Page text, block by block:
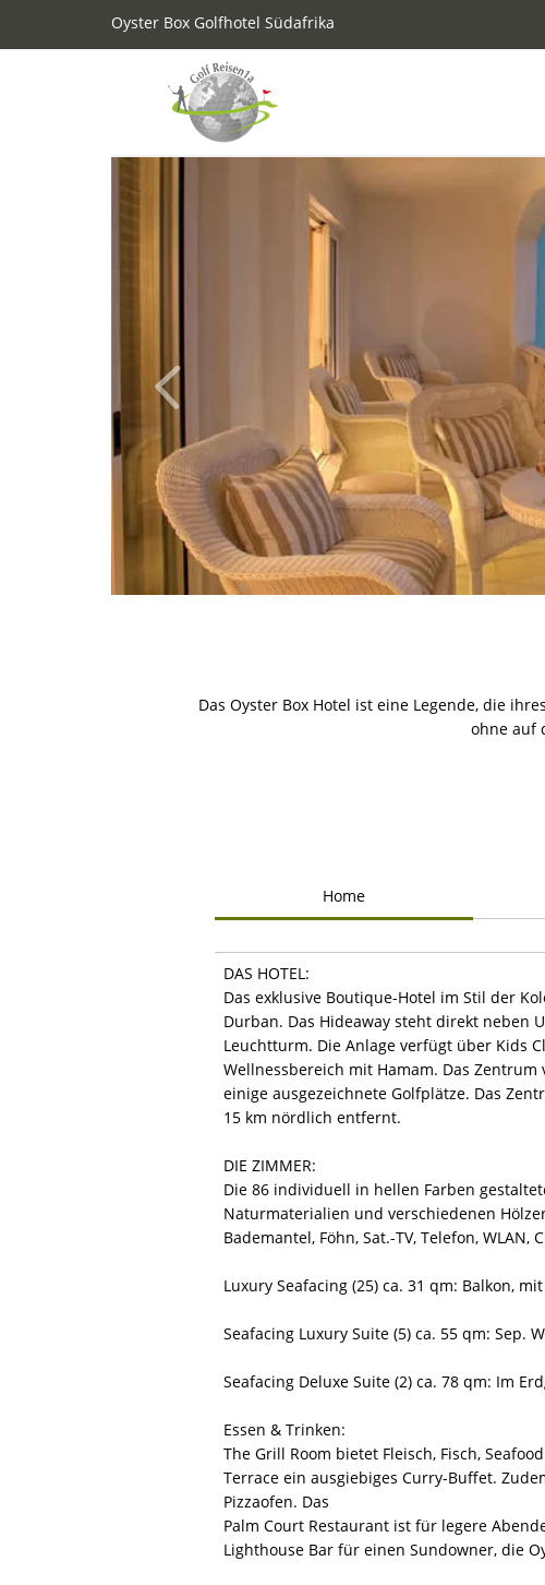
Oyster Box Golfhotel Südafrika
Das Oyster Box Hotel ist eine Legende, die
ohne auf
Home
DAS HOTEL:
Das exklusive Boutique-Hotel im Stil der
Durban. Das Hideaway steht direkt neben
Leuchtturm. Die Anlage verfügt über Kids
Wellnessbereich mit Hamam. Das
einige ausgezeichnete Golfplätze. Das
15 km nördlich entfernt.
DIE ZIMMER:
Die 86 individuell in hellen Farben
Naturmaterialien und verschiedenen
Bademantel, Föhn, Sat.-TV, Telefon, WLAN,
Luxury Seafacing (25) ca. 31 qm: Balkon,
Seafacing Luxury Suite (5) ca. 55 qm: Sep.
Seafacing Deluxe Suite (2) ca. 78 qm: Im
Essen & Trinken:
The Grill Room bietet Fleisch, Fisch,
Terrace ein ausgiebiges Curry-Buffet.
Pizzaofen. Das
Palm Court Restaurant ist für legere
Lighthouse Bar für einen Sundowner, die